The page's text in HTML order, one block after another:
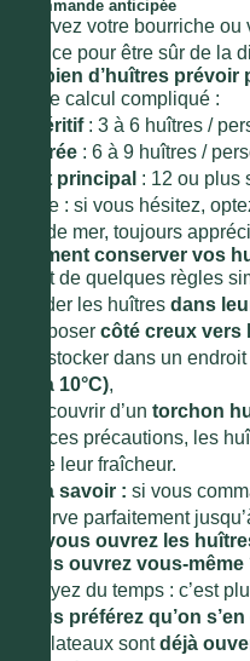
3. Commande anticipée
Réservez votre bourriche
l’avance pour être sûr de la
Combien d’huîtres prévoir
Pas de calcul compliqué :
Apéritif: 3 à 6 huîtres /
● Entrée : 6 à 9 huîtres /
Plat principal : 12 ou plus
Astuce : si vous hésitez,
fruits de mer, toujours
Comment conserver vos
Il suffit de quelques règles
● garder les huîtres dans
● les poser côté creux vers
● les stocker dans un endroit
(5°C à 10°C),
● les couvrir d’un torchon
Avec ces précautions, les
perdre leur fraîcheur.
Bon à savoir : si vous
conserve parfaitement
Et si vous ouvrez les
● Vous ouvrez vous-même
Prévoyez du temps : c’est
● Vous préférez qu’on
Nos plateaux sontdéjà